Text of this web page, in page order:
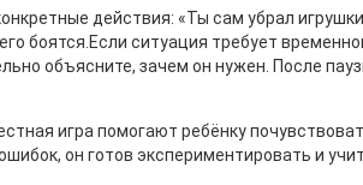
действия: «Ты сам убрал
боятся.Если ситуация требует
объясните, зачем он нужен. После
игра помогают ребёнку
он готов экспериментировать и
РАННЕЕ РАЗВИТИЕ